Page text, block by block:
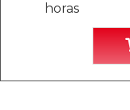
horas